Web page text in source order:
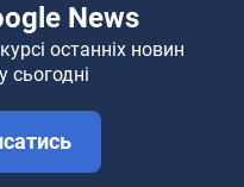
News
останніх новин
сьогодні